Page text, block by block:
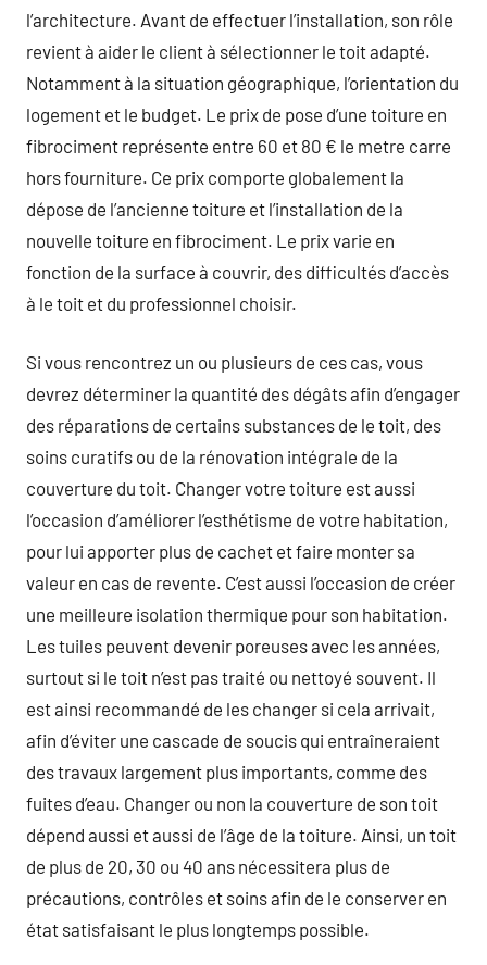
l’architecture. Avant de effectuer l’installation, son rôle
revient à aider le client à sélectionner le toit adapté.
Notamment à la situation géographique, l’orientation du
logement et le budget. Le prix de pose d’une toiture en
fibrociment représente entre 60 et 80 € le metre carre
hors fourniture. Ce prix comporte globalement la
dépose de l’ancienne toiture et l’installation de la
nouvelle toiture en fibrociment. Le prix varie en
fonction de la surface à couvrir, des difficultés d’accès
à le toit et du professionnel choisir.
Si vous rencontrez un ou plusieurs de ces cas, vous
devrez déterminer la quantité des dégâts afin d’engager
des réparations de certains substances de le toit, des
soins curatifs ou de la rénovation intégrale de la
couverture du toit. Changer votre toiture est aussi
l’occasion d’améliorer l’esthétisme de votre habitation,
pour lui apporter plus de cachet et faire monter sa
valeur en cas de revente. C’est aussi l’occasion de créer
une meilleure isolation thermique pour son habitation.
Les tuiles peuvent devenir poreuses avec les années,
surtout si le toit n’est pas traité ou nettoyé souvent. Il
est ainsi recommandé de les changer si cela arrivait,
afin d’éviter une cascade de soucis qui entraîneraient
des travaux largement plus importants, comme des
fuites d’eau. Changer ou non la couverture de son toit
dépend aussi et aussi de l’âge de la toiture. Ainsi, un toit
de plus de 20, 30 ou 40 ans nécessitera plus de
précautions, contrôles et soins afin de le conserver en
état satisfaisant le plus longtemps possible.